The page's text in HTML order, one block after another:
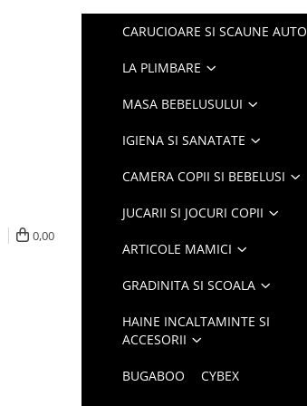
0,00
CARUCIOARE SI SCAUNE AUTO
LA PLIMBARE
MASA BEBELUSULUI
IGIENA SI SANATATE
CAMERA COPII SI BEBELUSI
JUCARII SI JOCURI COPII
ARTICOLE MAMICI
GRADINITA SI SCOALA
HAINE INCALTAMINTE SI
ACCESORII
BUGABOO CYBEX